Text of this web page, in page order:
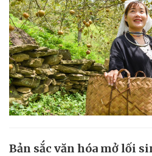
Bản sắc văn hóa mở lối